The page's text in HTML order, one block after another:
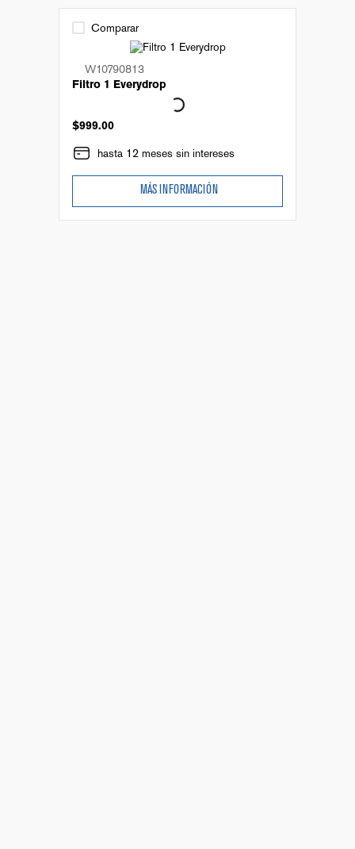
Comparar
W10790813
Filtro 1 Everydrop
$999.00
hasta 12 meses sin intereses
MÁS INFORMACIÓN